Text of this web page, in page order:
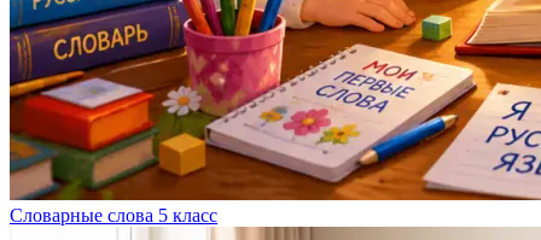
Словарные слова 5 класс